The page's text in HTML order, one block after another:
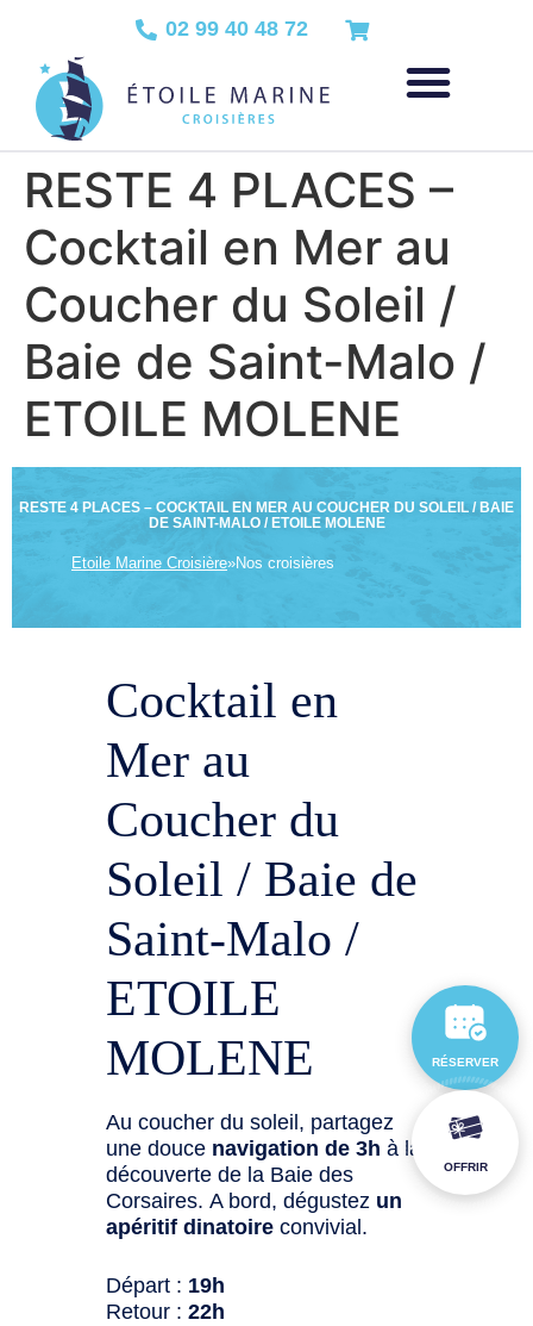
02 99 40 48 72
RESTE 4 PLACES –
Cocktail en Mer au
Coucher du Soleil /
Baie de Saint-Malo /
ETOILE MOLENE
RESTE 4 PLACES – COCKTAIL EN MER AU COUCHER DU SOLEIL / BAIE
DE SAINT-MALO / ETOILE MOLENE
Etoile Marine Croisière»Nos croisières
Cocktail en
Mer au
Coucher du
Soleil / Baie de
Saint-Malo /
ETOILE
MOLENE
Au coucher du soleil, partagez
une douce navigation de 3h à la
découverte de la Baie des
Corsaires. A bord, dégustez un
apéritif dinatoire convivial.
Départ : 19h
Retour : 22h
RÉSERVER
OFFRIR